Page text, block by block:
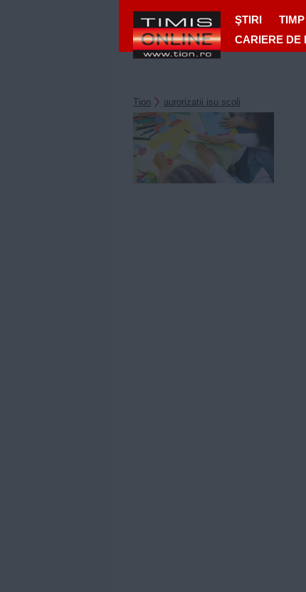
ŞTIRI
CARIERE DE
Tion aurorizatii isu scoli